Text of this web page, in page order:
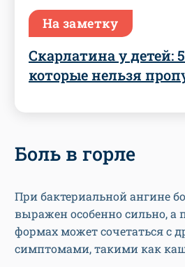
На заметку
Скарлатина у детей:
которые нельзя
Боль в горле
При бактериальной ангине
выражен особенно сильно, а
формах может сочетаться с
симптомами, такими как